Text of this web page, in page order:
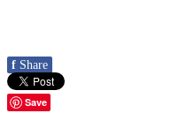
f Share
Save